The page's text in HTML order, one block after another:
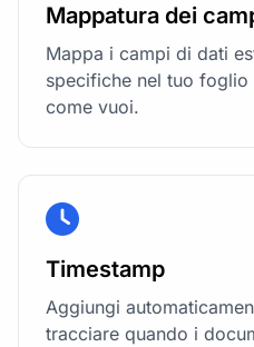
Mappatura dei
Mappa i campi di dati
specifiche nel tuo
come vuoi.
Timestamp
Aggiungi
tracciare quando i